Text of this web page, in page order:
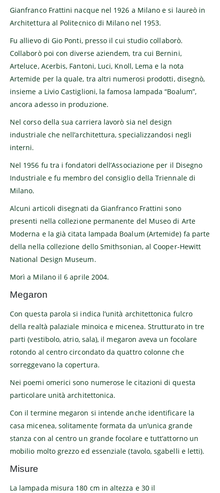
Gianfranco Frattini nacque nel 1926 a Milano e si laureò in
Architettura al Politecnico di Milano nel 1953.
Fu allievo di Gio Ponti, presso il cui studio collaborò.
Collaborò poi con diverse aziendem, tra cui Bernini,
Arteluce, Acerbis, Fantoni, Luci, Knoll, Lema e la nota
Artemide per la quale, tra altri numerosi prodotti, disegnò,
insieme a Livio Castiglioni, la famosa lampada “Boalum”,
ancora adesso in produzione.
Nel corso della sua carriera lavorò sia nel design
industriale che nell’architettura, specializzandosi negli
interni.
Nel 1956 fu tra i fondatori dell’Associazione per il Disegno
Industriale e fu membro del consiglio della Triennale di
Milano.
Alcuni articoli disegnati da Gianfranco Frattini sono
presenti nella collezione permanente del Museo di Arte
Moderna e la già citata lampada Boalum (Artemide) fa parte
della nella collezione dello Smithsonian, al Cooper-Hewitt
National Design Museum.
Morì a Milano il 6 aprile 2004.
Megaron
Con questa parola si indica l’unità architettonica fulcro
della realtà palaziale minoica e micenea. Strutturato in tre
parti (vestibolo, atrio, sala), il megaron aveva un focolare
rotondo al centro circondato da quattro colonne che
sorreggevano la copertura.
Nei poemi omerici sono numerose le citazioni di questa
particolare unità architettonica.
Con il termine megaron si intende anche identificare la
casa micenea, solitamente formata da un’unica grande
stanza con al centro un grande focolare e tutt’attorno un
mobilio molto grezzo ed essenziale (tavolo, sgabelli e letti).
Misure
La lampada misura 180 cm in altezza e 30 il